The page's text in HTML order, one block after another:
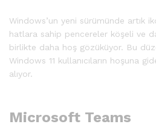
Windows’un yeni sürümünde artık
hatlara sahip pencereler köşeli ve
birlikte daha hoş gözüküyor. Bu
Windows 11 kullanıcıların hoşuna
alıyor.
Microsoft Teams